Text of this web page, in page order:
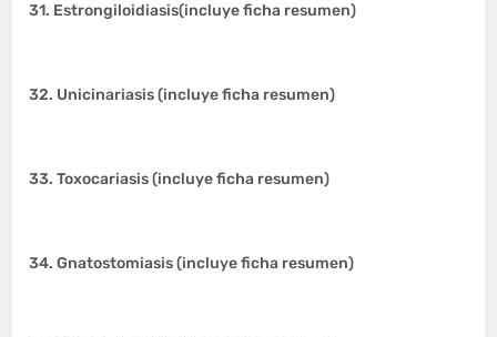
31. Estrongiloidiasis(incluye ficha resumen)
32. Unicinariasis (incluye ficha resumen)
33. Toxocariasis (incluye ficha resumen)
34. Gnatostomiasis (incluye ficha resumen)